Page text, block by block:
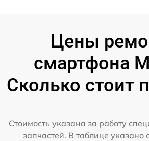
Цены
смартфона
Сколько стоит
Стоимость указана за работу
запчастей. В таблице указано